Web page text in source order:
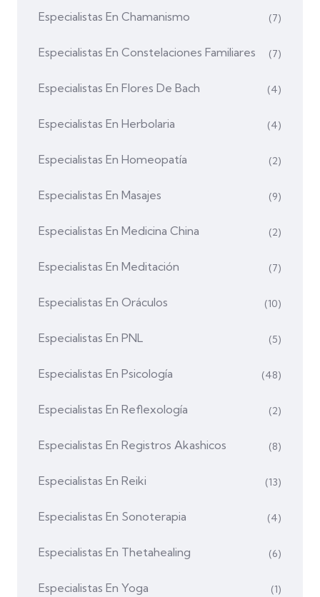
Especialistas En Chamanismo (7)
Especialistas En Constelaciones Familiares (7)
Especialistas En Flores De Bach (4)
Especialistas En Herbolaria (4)
Especialistas En Homeopatía (2)
Especialistas En Masajes (9)
Especialistas En Medicina China (2)
Especialistas En Meditación (7)
Especialistas En Oráculos (10)
Especialistas En PNL (5)
Especialistas En Psicología (48)
Especialistas En Reflexología (2)
Especialistas En Registros Akashicos (8)
Especialistas En Reiki (13)
Especialistas En Sonoterapia (4)
Especialistas En Thetahealing (6)
Especialistas En Yoga (1)